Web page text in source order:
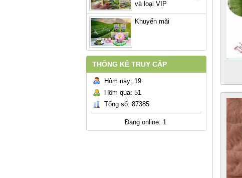
và loại VIP
Khuyến mãi
THỐNG KÊ TRUY CẬP
Hôm nay: 19
Hôm qua: 51
Tổng số: 87385
Đang online: 1